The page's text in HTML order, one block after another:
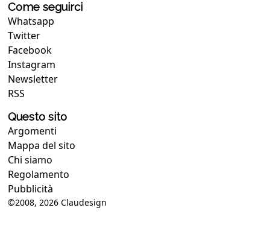
Come seguirci
Whatsapp
Twitter
Facebook
Instagram
Newsletter
RSS
Questo sito
Argomenti
Mappa del sito
Chi siamo
Regolamento
Pubblicità
©2008, 2026 Claudesign